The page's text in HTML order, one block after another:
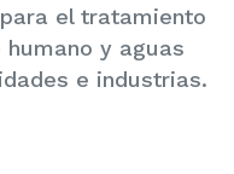
el tratamiento
y aguas
e industrias.